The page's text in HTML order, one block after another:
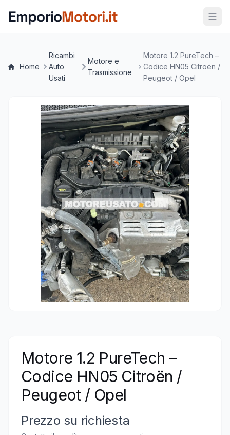
EmporioMotori.it
Home
Ricambi
Auto
Usati
Motore e
Trasmissione
Motore 1.2 PureTech –
Codice HN05 Citroën /
Peugeot / Opel
Motore 1.2 PureTech –
Codice HN05 Citroën /
Peugeot / Opel
Prezzo su richiesta